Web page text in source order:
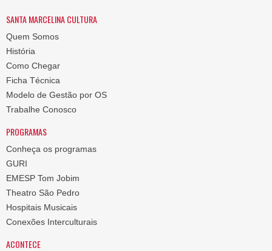
SANTA MARCELINA CULTURA
Quem Somos
História
Como Chegar
Ficha Técnica
Modelo de Gestão por OS
Trabalhe Conosco
PROGRAMAS
Conheça os programas
GURI
EMESP Tom Jobim
Theatro São Pedro
Hospitais Musicais
Conexões Interculturais
ACONTECE